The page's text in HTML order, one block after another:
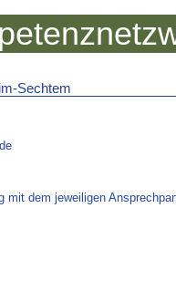
Sechtem
mit dem jeweiligen